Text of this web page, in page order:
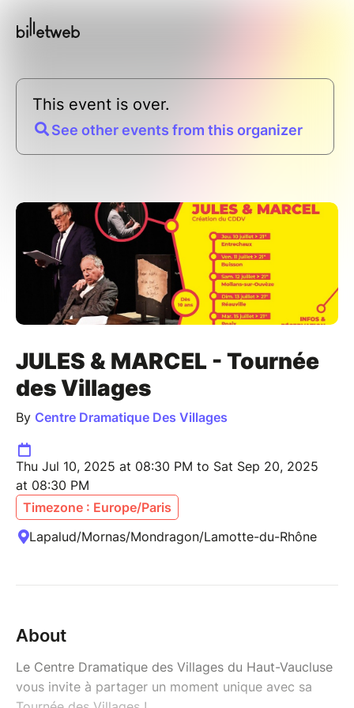
This event is over.
See other events from this organizer
JULES & MARCEL - Tournée
des Villages
By Centre Dramatique Des Villages
Thu Jul 10, 2025 at 08:30 PM to Sat Sep 20, 2025
at 08:30 PM
Timezone : Europe/Paris
Lapalud/Mornas/Mondragon/Lamotte-du-Rhône
About
Le Centre Dramatique des Villages du Haut-Vaucluse
vous invite à partager un moment unique avec sa